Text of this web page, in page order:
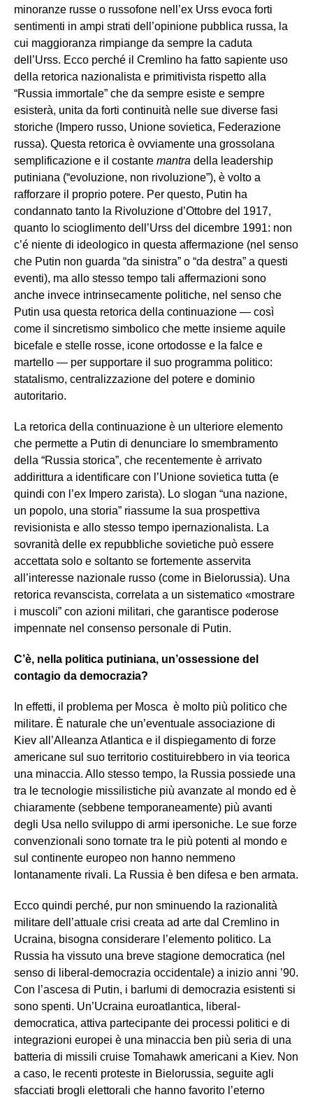
minoranze russe o russofone nell’ex Urss evoca forti
sentimenti in ampi strati dell’opinione pubblica russa, la
cui maggioranza rimpiange da sempre la caduta
dell’Urss. Ecco perché il Cremlino ha fatto sapiente uso
della retorica nazionalista e primitivista rispetto alla
“Russia immortale” che da sempre esiste e sempre
esisterà, unita da forti continuità nelle sue diverse fasi
storiche (Impero russo, Unione sovietica, Federazione
russa). Questa retorica è ovviamente una grossolana
semplificazione e il costante mantra della leadership
putiniana (“evoluzione, non rivoluzione”), è volto a
rafforzare il proprio potere. Per questo, Putin ha
condannato tanto la Rivoluzione d’Ottobre del 1917,
quanto lo scioglimento dell’Urss del dicembre 1991: non
c’é niente di ideologico in questa affermazione (nel senso
che Putin non guarda “da sinistra” o “da destra” a questi
eventi), ma allo stesso tempo tali affermazioni sono
anche invece intrinsecamente politiche, nel senso che
Putin usa questa retorica della continuazione — così
come il sincretismo simbolico che mette insieme aquile
bicefale e stelle rosse, icone ortodosse e la falce e
martello — per supportare il suo programma politico:
statalismo, centralizzazione del potere e dominio
autoritario.
La retorica della continuazione è un ulteriore elemento
che permette a Putin di denunciare lo smembramento
della “Russia storica”, che recentemente è arrivato
addirittura a identificare con l’Unione sovietica tutta (e
quindi con l’ex Impero zarista). Lo slogan “una nazione,
un popolo, una storia” riassume la sua prospettiva
revisionista e allo stesso tempo ipernazionalista. La
sovranità delle ex repubbliche sovietiche può essere
accettata solo e soltanto se fortemente asservita
all’interesse nazionale russo (come in Bielorussia). Una
retorica revanscista, correlata a un sistematico «mostrare
i muscoli” con azioni militari, che garantisce poderose
impennate nel consenso personale di Putin.
C’è, nella politica putiniana, un’ossessione del
contagio da democrazia?
In effetti, il problema per Mosca è molto più politico che
militare. È naturale che un’eventuale associazione di
Kiev all’Alleanza Atlantica e il dispiegamento di forze
americane sul suo territorio costituirebbero in via teorica
una minaccia. Allo stesso tempo, la Russia possiede una
tra le tecnologie missilistiche più avanzate al mondo ed è
chiaramente (sebbene temporaneamente) più avanti
degli Usa nello sviluppo di armi ipersoniche. Le sue forze
convenzionali sono tornate tra le più potenti al mondo e
sul continente europeo non hanno nemmeno
lontanamente rivali. La Russia è ben difesa e ben armata.
Ecco quindi perché, pur non sminuendo la razionalità
militare dell’attuale crisi creata ad arte dal Cremlino in
Ucraina, bisogna considerare l’elemento politico. La
Russia ha vissuto una breve stagione democratica (nel
senso di liberal-democrazia occidentale) a inizio anni ’90.
Con l’ascesa di Putin, i barlumi di democrazia esistenti si
sono spenti. Un’Ucraina euroatlantica, liberal-
democratica, attiva partecipante dei processi politici e di
integrazioni europei è una minaccia ben più seria di una
batteria di missili cruise Tomahawk americani a Kiev. Non
a caso, le recenti proteste in Bielorussia, seguite agli
sfacciati brogli elettorali che hanno favorito l’eterno